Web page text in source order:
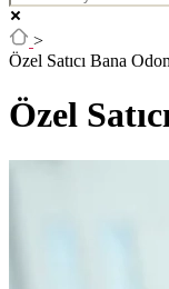
>
Özel Satıcı Bana
Özel